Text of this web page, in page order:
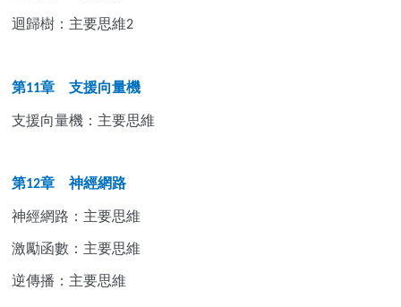
迴歸樹：主要思維2
第11章 支援向量機
支援向量機：主要思維
第12章 神經網路
神經網路：主要思維
激勵函數：主要思維
逆傳播：主要思維